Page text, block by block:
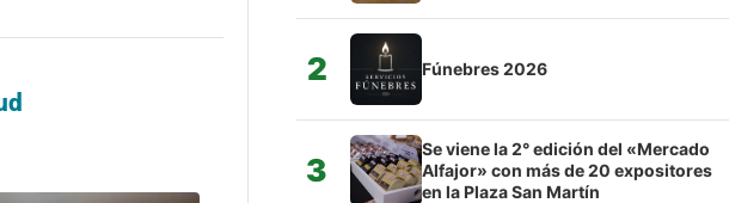
2 Fúnebres 2026
3
Se viene la 2° edición del «Mercado
Alfajor» con más de 20 expositores
en la Plaza San Martín